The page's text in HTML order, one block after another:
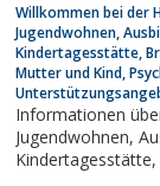
Willkommen bei der
Jugendwohnen,
Kindertagesstätte,
Mutter und Kind,
Informationen
Jugendwohnen, Ausbildung und Berufsvorbereitung,
Kindertagesstätte, Brunhilde-Baur-Haus, Mädchengruppen,